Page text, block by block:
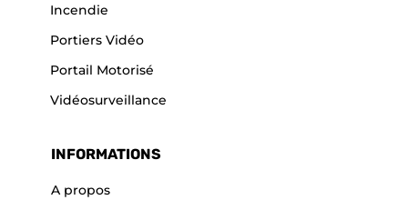
Incendie
Portiers Vidéo
Portail Motorisé
Vidéosurveillance
INFORMATIONS
A propos